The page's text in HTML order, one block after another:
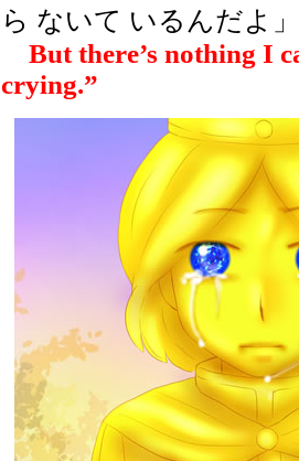
ら ないて いるんだよ」
But there’s nothing I
crying.”